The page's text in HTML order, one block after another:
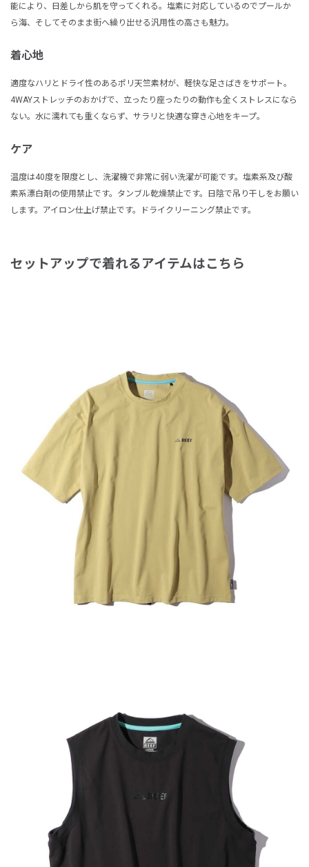
能により、日差しから肌を守ってくれる。塩素に対応しているのでプールか
ら海、そしてそのまま街へ繰り出せる汎用性の高さも魅力。
着心地
適度なハリとドライ性のあるポリ天竺素材が、軽快な足さばきをサポート。
4WAYストレッチのおかげで、立ったり座ったりの動作も全くストレスになら
ない。水に濡れても重くならず、サラリと快適な穿き心地をキープ。
ケア
温度は40度を限度とし、洗濯機で非常に弱い洗濯が可能です。塩素系及び酸
素系漂白剤の使用禁止です。タンブル乾燥禁止です。日陰で吊り干しをお願い
します。アイロン仕上げ禁止です。ドライクリーニング禁止です。
セットアップで着れるアイテムはこちら